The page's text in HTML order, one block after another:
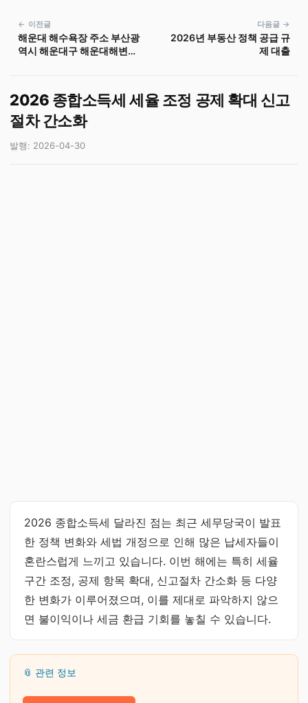
← 이전글
해운대 해수욕장 주소 부산광
역시 해운대구 해운대해변로
다음글 →
2026년 부동산 정책 공급 규
제 대출
2026 종합소득세 세율 조정 공제 확대 신고
절차 간소화
발행: 2026-04-30
2026 종합소득세 달라진 점는 최근 세무당국이 발표
한 정책 변화와 세법 개정으로 인해 많은 납세자들이
혼란스럽게 느끼고 있습니다. 이번 해에는 특히 세율
구간 조정, 공제 항목 확대, 신고절차 간소화 등 다양
한 변화가 이루어졌으며, 이를 제대로 파악하지 않으
면 불이익이나 세금 환급 기회를 놓칠 수 있습니다.
📎 관련 정보